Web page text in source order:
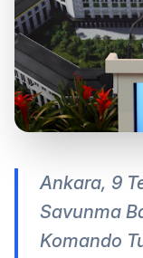
Ankara, 9
Savunma
Komando